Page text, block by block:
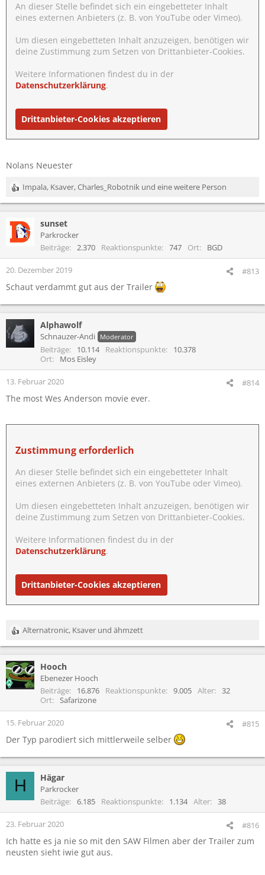
An dieser Stelle befindet sich ein eingebetteter Inhalt
eines externen Anbieters (z. B. von YouTube oder Vimeo).
Um diesen eingebetteten Inhalt anzuzeigen, benötigen wir
deine Zustimmung zum Setzen von Drittanbieter-Cookies.
Weitere Informationen findest du in der
Datenschutzerklärung.
Drittanbieter-Cookies akzeptieren
Nolans Neuester
R
e
k
i
o
n
n
Impala, Ksaver,Charles_Robotnik und eine weitere Person
sunset
Parkrocker
Beiträge
2.370 Reaktionspunkte 747 Ort BGD
20. Dezember 2019 #813
Schaut verdammt gut aus der Trailer
Alphawolf
Schnauzer-Andi Moderator
Beiträge 10.114 Reaktionspunkte
10.378
Ort
Mos Eisley
13. Februar 2020 #814
The most Wes Anderson movie ever.
Zustimmung erforderlich
An dieser Stelle befindet sich ein eingebetteter Inhalt
eines externen Anbieters (z. B. von YouTube oder Vimeo).
Um diesen eingebetteten Inhalt anzuzeigen, benötigen wir
deine Zustimmung zum Setzen von Drittanbieter-Cookies.
Weitere Informationen findest du in der
Datenschutzerklärung.
Drittanbieter-Cookies akzeptieren
R
e
k
t
i
n
e
:
Alternatronic, Ksaver und ähmzett
Hooch
Ebenezer Hooch
Beiträge
16.876 Reaktionspunkte 9.005 Alter
32
Ort
Safarizone
15. Februar 2020 #815
Der Typ parodiert sich mittlerweile selber
H Hägar
Parkrocker
Beiträge
6.185 Reaktionspunkte 1.134 Alter 38
23. Februar 2020 #816
Ich hatte es ja nie so mit den SAW Filmen aber der Trailer zum
neusten sieht iwie gut aus.